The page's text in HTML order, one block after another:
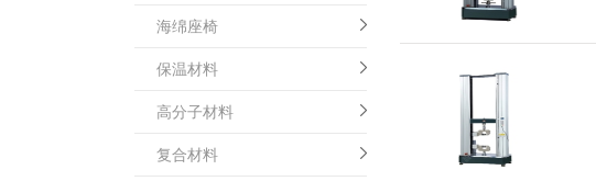
海绵座椅
保温材料
高分子材料
复合材料